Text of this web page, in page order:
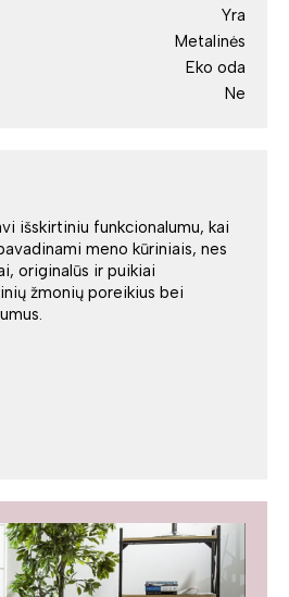
Yra
Metalinės
Eko oda
Ne
išskirtiniu funkcionalumu, kai
meno kūriniais, nes
originalūs ir puikiai
žmonių poreikius bei